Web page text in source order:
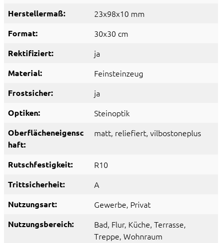
Herstellermaß: 23x98x10 mm
Format: 30x30 cm
Rektifiziert: ja
Material: Feinsteinzeug
Frostsicher: ja
Optiken: Steinoptik
Oberflächeneigensc
haft:
matt, reliefiert, vilbostoneplus
Rutschfestigkeit: R10
Trittsicherheit: A
Nutzungsart: Gewerbe, Privat
Nutzungsbereich: Bad, Flur, Küche, Terrasse,
Treppe, Wohnraum